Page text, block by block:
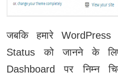
जबकि हमारे
Status को जानने के
Dashboard पर निम्न